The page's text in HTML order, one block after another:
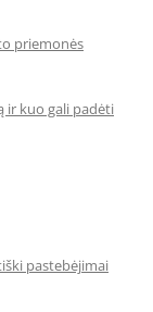
priemonės
ir kuo gali padėti
pastebėjimai